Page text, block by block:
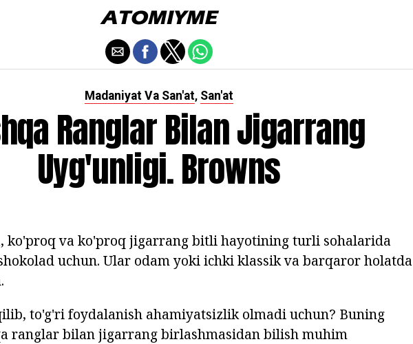
Madaniyat Va San'at, San'at
Ranglar Bilan Jigarrang
Uyg'unligi. Browns
ko'proq va ko'proq jigarrang bitli hayotining turli sohalarida
uchun. Ular odam yoki ichki klassik va barqaror holatda
to'g'ri foydalanish ahamiyatsizlik olmadi uchun? Buning
ranglar bilan jigarrang birlashmasidan bilish muhim